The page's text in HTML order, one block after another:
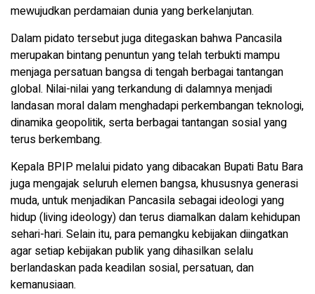
mewujudkan perdamaian dunia yang berkelanjutan.
Dalam pidato tersebut juga ditegaskan bahwa Pancasila
merupakan bintang penuntun yang telah terbukti mampu
menjaga persatuan bangsa di tengah berbagai tantangan
global. Nilai-nilai yang terkandung di dalamnya menjadi
landasan moral dalam menghadapi perkembangan teknologi,
dinamika geopolitik, serta berbagai tantangan sosial yang
terus berkembang.
Kepala BPIP melalui pidato yang dibacakan Bupati Batu Bara
juga mengajak seluruh elemen bangsa, khususnya generasi
muda, untuk menjadikan Pancasila sebagai ideologi yang
hidup (living ideology) dan terus diamalkan dalam kehidupan
sehari-hari. Selain itu, para pemangku kebijakan diingatkan
agar setiap kebijakan publik yang dihasilkan selalu
berlandaskan pada keadilan sosial, persatuan, dan
kemanusiaan.